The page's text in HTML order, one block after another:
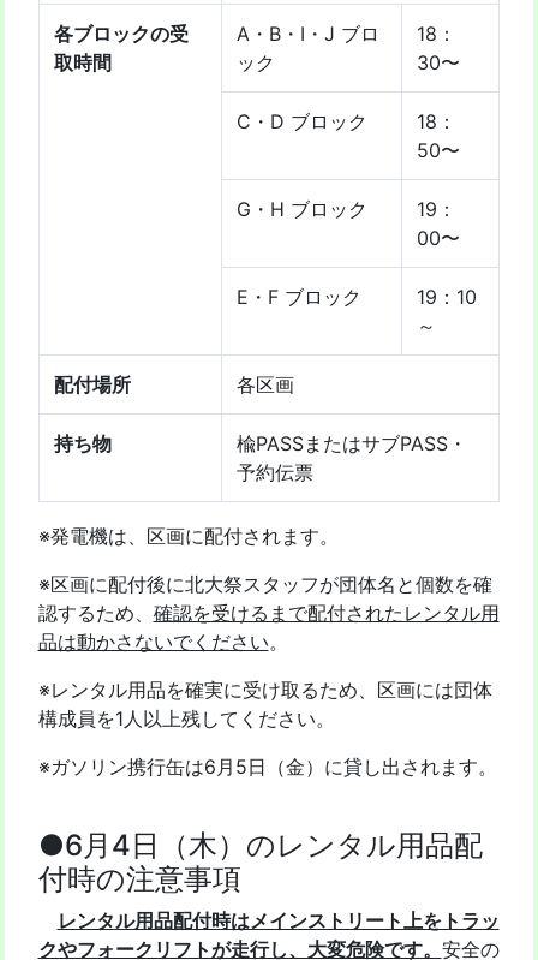
各ブロックの受
取時間
A・B・I・J ブロ
ック
18：
30〜
C・D ブロック
18：
50〜
G・H ブロック
19：
00〜
E・F ブロック
19：10
～
配付場所 各区画
持ち物
楡PASSまたはサブPASS・
予約伝票
※発電機は、区画に配付されます。
※区画に配付後に北大祭スタッフが団体名と個数を確
認するため、 確認を受けるまで配付されたレンタル用
品は動かさないでください。
※レンタル用品を確実に受け取るため、区画には団体
構成員を1人以上残してください。
※ガソリン携行缶は6月5日（金）に貸し出されます。
●6月4日（木）のレンタル用品配
付時の注意事項
レンタル用品配付時はメインストリート上をトラッ
クやフォークリフトが走行し、大変危険です。 安全の